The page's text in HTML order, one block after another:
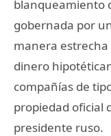
blanqueamiento
gobernada por
manera estrecha
dinero
compañías de
propiedad oficial
presidente ruso.